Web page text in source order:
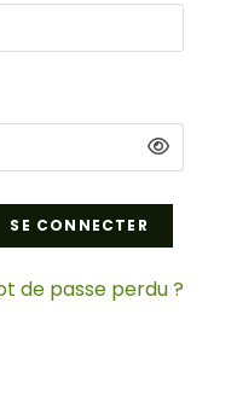
SE CONNECTER
de passe perdu ?